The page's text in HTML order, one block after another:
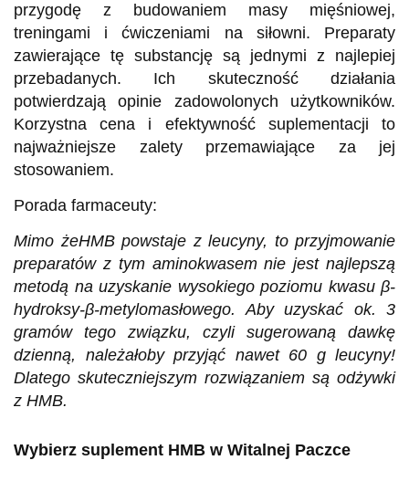
przygodę z budowaniem masy mięśniowej,
treningami i ćwiczeniami na siłowni. Preparaty
zawierające tę substancję są jednymi z najlepiej
przebadanych. Ich skuteczność działania
potwierdzają opinie zadowolonych użytkowników.
Korzystna cena i efektywność suplementacji to
najważniejsze zalety przemawiające za jej
stosowaniem.
Porada farmaceuty:
Mimo żeHMB powstaje z leucyny, to przyjmowanie
preparatów z tym aminokwasem nie jest najlepszą
metodą na uzyskanie wysokiego poziomu kwasu β-
hydroksy-β-metylomasłowego. Aby uzyskać ok. 3
gramów tego związku, czyli sugerowaną dawkę
dzienną, należałoby przyjąć nawet 60 g leucyny!
Dlatego skuteczniejszym rozwiązaniem są odżywki
z HMB.
Wybierz suplement HMB w Witalnej Paczce